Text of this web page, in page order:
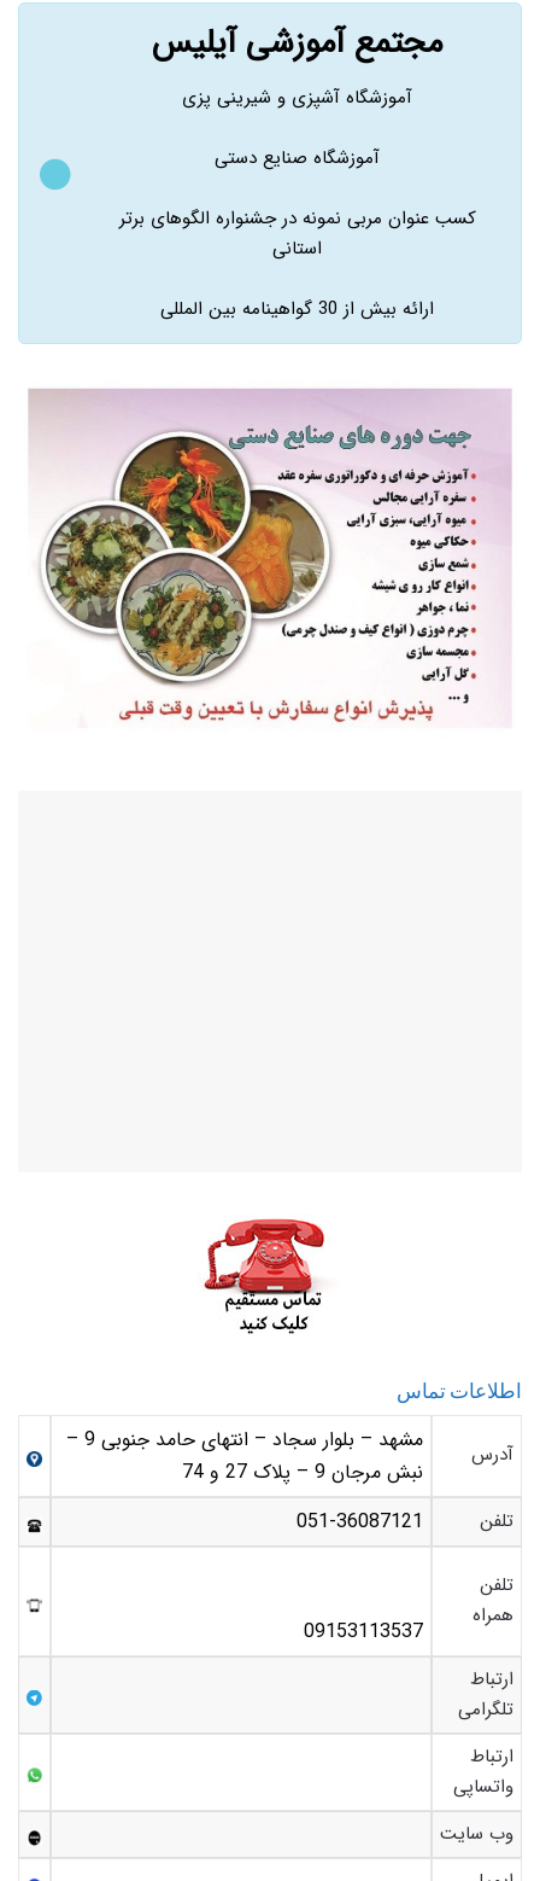
مجتمع آموزشی آیلیس
آموزشگاه آشپزی و شیرینی پزی
آموزشگاه صنایع دستی
کسب عنوان مربی نمونه در جشنواره الگوهای برتر
استانی
ارائه بیش از 30 گواهینامه بین المللی
اطلاعات تماس
آدرس
مشهد – بلوار سجاد – انتهای حامد جنوبی 9 –
نبش مرجان 9 – پلاک 27 و 74
تلفن 051-36087121
تلفن
همراه
09153113537
ارتباط
تلگرامی
ارتباط
واتساپی
وب سایت